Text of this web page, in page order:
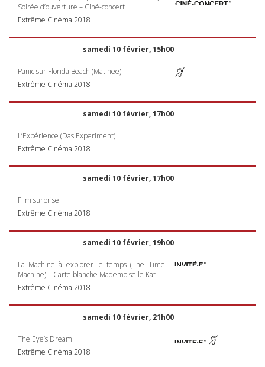
Soirée d’ouverture – Ciné-concert
Extrême Cinéma 2018
samedi 10 février, 15h00
Panic sur Florida Beach (Matinee)
Extrême Cinéma 2018
samedi 10 février, 17h00
L’Expérience (Das Experiment)
Extrême Cinéma 2018
samedi 10 février, 17h00
Film surprise
Extrême Cinéma 2018
samedi 10 février, 19h00
La Machine à explorer le temps (The Time
Machine) – Carte blanche Mademoiselle Kat
Extrême Cinéma 2018
samedi 10 février, 21h00
The Eye’s Dream
Extrême Cinéma 2018